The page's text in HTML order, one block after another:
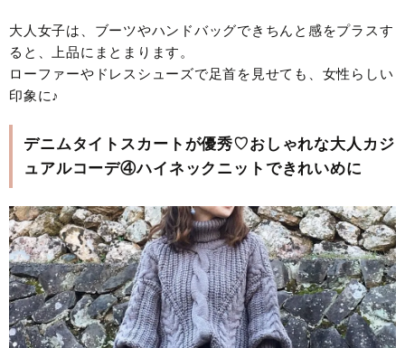
大人女子は、ブーツやハンドバッグできちんと感をプラスす
ると、上品にまとまります。
ローファーやドレスシューズで足首を見せても、女性らしい
印象に♪
デニムタイトスカートが優秀♡おしゃれな大人カジ
ュアルコーデ④ハイネックニットできれいめに